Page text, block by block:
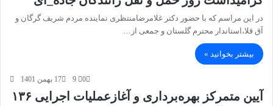
در این مراسم که با حضور دکتر غلامرضامنتظری نماینده مردم شریف گرگان و
آق قلا،استاندار محترم گلستان و جمعی از…
بیشتر بخوانید »
17 بهمن 1401 0
آیین متمرکز بهره‌برداری و آغازعملیات اجرایی ۱۳۶